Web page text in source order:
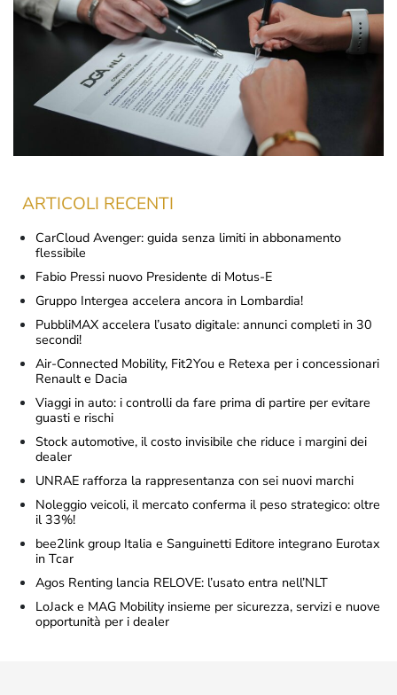
ARTICOLI RECENTI
CarCloud Avenger: guida senza limiti in abbonamento
flessibile
Fabio Pressi nuovo Presidente di Motus-E
Gruppo Intergea accelera ancora in Lombardia!
PubbliMAX accelera l’usato digitale: annunci completi in 30
secondi!
Air-Connected Mobility, Fit2You e Retexa per i concessionari
Renault e Dacia
Viaggi in auto: i controlli da fare prima di partire per evitare
guasti e rischi
Stock automotive, il costo invisibile che riduce i margini dei
dealer
UNRAE rafforza la rappresentanza con sei nuovi marchi
Noleggio veicoli, il mercato conferma il peso strategico: oltre
il 33%!
bee2link group Italia e Sanguinetti Editore integrano Eurotax
in Tcar
Agos Renting lancia RELOVE: l’usato entra nell’NLT
LoJack e MAG Mobility insieme per sicurezza, servizi e nuove
opportunità per i dealer